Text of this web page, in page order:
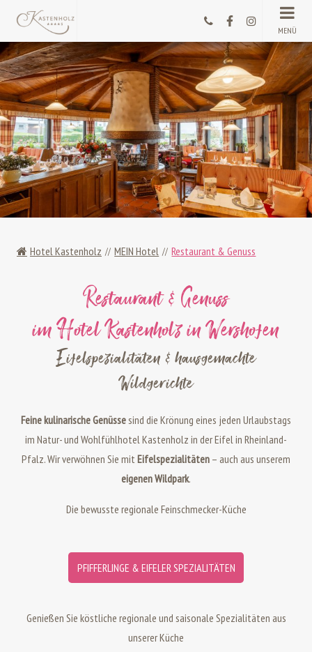
MENÜ
Hotel Kastenholz MEIN Hotel Restaurant & Genuss
Restaurant & Genuss
im Hotel Kastenholz in Wershofen
Eifelspezialitäten & hausgemachte
Wildgerichte
Feine kulinarische Genüssesind die Krönung eines jeden Urlaubstags
im Natur- und Wohlfühlhotel Kastenholz in der Eifel in Rheinland-
Pfalz. Wir verwöhnen Sie mit Eifelspezialitäten – auch aus unserem
eigenen Wildpark.
Die bewusste regionale Feinschmecker-Küche
PFIFFERLINGE & EIFELER SPEZIALITÄTEN
Genießen Sie köstliche regionale und saisonale Spezialitäten aus
unserer Küche